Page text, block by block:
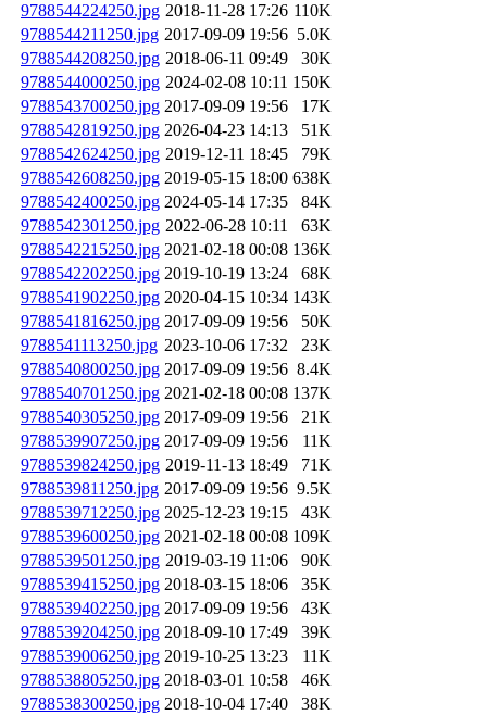
9788544224250.jpg 2018-11-28 17:26 110K
9788544211250.jpg 2017-09-09 19:56 5.0K
9788544208250.jpg 2018-06-11 09:49
30K
9788544000250.jpg 2024-02-08 10:11 150K
9788543700250.jpg 2017-09-09 19:56
17K
9788542819250.jpg 2026-04-23 14:13
51K
9788542624250.jpg 2019-12-11 18:45
79K
9788542608250.jpg 2019-05-15 18:00 638K
9788542400250.jpg 2024-05-14 17:35
84K
9788542301250.jpg 2022-06-28 10:11
63K
9788542215250.jpg 2021-02-18 00:08 136K
9788542202250.jpg 2019-10-19 13:24
68K
9788541902250.jpg 2020-04-15 10:34 143K
9788541816250.jpg 2017-09-09 19:56
50K
9788541113250.jpg 2023-10-06 17:32
23K
9788540800250.jpg 2017-09-09 19:56 8.4K
9788540701250.jpg 2021-02-18 00:08 137K
9788540305250.jpg 2017-09-09 19:56
21K
9788539907250.jpg 2017-09-09 19:56
11K
9788539824250.jpg 2019-11-13 18:49
71K
9788539811250.jpg 2017-09-09 19:56 9.5K
9788539712250.jpg 2025-12-23 19:15
43K
9788539600250.jpg 2021-02-18 00:08 109K
9788539501250.jpg 2019-03-19 11:06
90K
9788539415250.jpg 2018-03-15 18:06
35K
9788539402250.jpg 2017-09-09 19:56
43K
9788539204250.jpg 2018-09-10 17:49
39K
9788539006250.jpg 2019-10-25 13:23
11K
9788538805250.jpg 2018-03-01 10:58
46K
9788538300250.jpg 2018-10-04 17:40
38K